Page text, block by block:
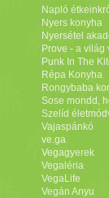
Napló
Nyers konyha
Nyersétel
Prove - a világ
Punk In The
Répa Konyha
Rongybaba
Sose mondd,
Szelíd
Vajaspánkó
ve.ga
Vegagyerek
Vegaléria
VegaLife
Vegán Anyu